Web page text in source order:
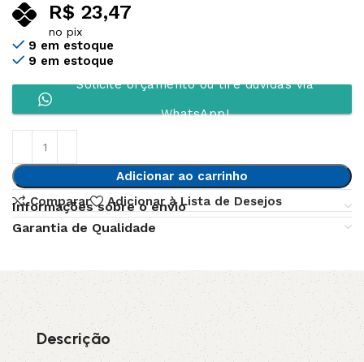
R$ 23,47
no pix
9 em estoque
9 em estoque
Solicite orçamento ou tire dúvidas via
WhatsApp!
Adicionar ao carrinho
Comparar
Adicionar à Lista de Desejos
Informações sobre o envio
Garantia de Qualidade
Descrição